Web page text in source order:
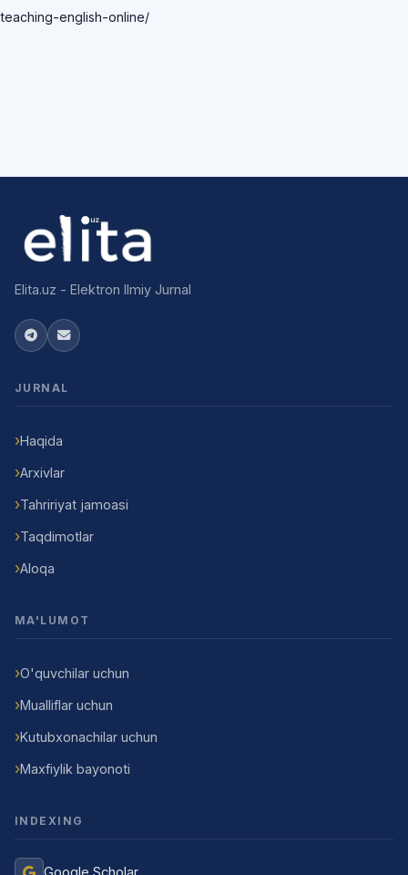
teaching-english-online/
Elita.uz - Elektron Ilmiy Jurnal
JURNAL
Haqida
Arxivlar
Tahririyat jamoasi
Taqdimotlar
Aloqa
MA'LUMOT
O'quvchilar uchun
Mualliflar uchun
Kutubxonachilar uchun
Maxfiylik bayonoti
INDEXING